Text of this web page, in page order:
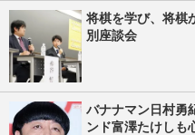
将棋を学び、将棋
別座談会
バナナマン日村勇
ンド富澤たけしも